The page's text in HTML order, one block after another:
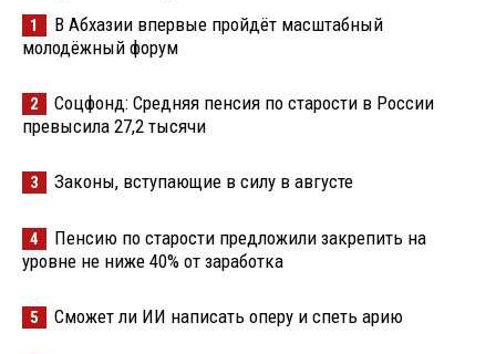
1
В Абхазии впервые пройдёт масштабный
молодёжный форум
2
Соцфонд: Средняя пенсия по старости в России
превысила 27,2 тысячи
3 Законы, вступающие в силу в августе
4
Пенсию по старости предложили закрепить на
уровне не ниже 40% от заработка
5 Сможет ли ИИ написать оперу и спеть арию